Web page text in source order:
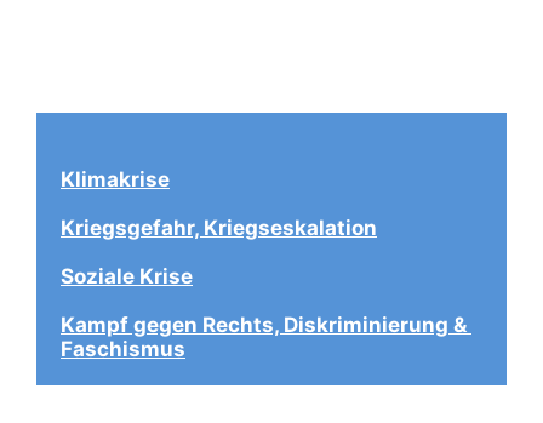
Klimakrise
Kriegsgefahr, Kriegseskalation
Soziale Krise
Kampf gegen Rechts, Diskriminierung &
Faschismus